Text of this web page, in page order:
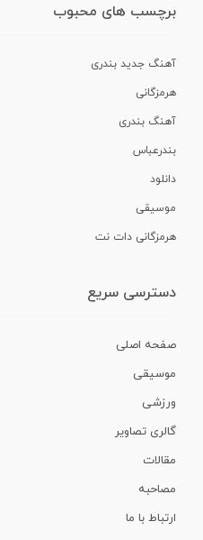
برچسب های محبوب
آهنگ جدید بندری
هرمزگانی
آهنگ بندری
بندرعباس
دانلود
موسیقی
هرمزگانی دات نت
دسترسی سریع
صفحه اصلی
موسیقی
ورزشی
گالری تصاویر
مقالات
مصاحبه
ارتباط با ما